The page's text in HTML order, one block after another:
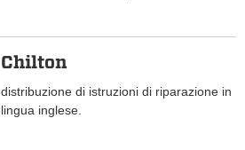
Chilton
distribuzione di istruzioni di riparazione in
lingua inglese.